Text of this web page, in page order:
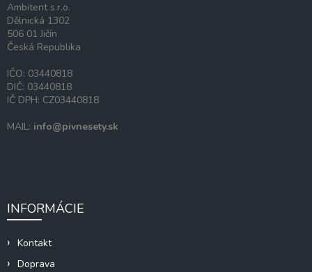
Ambitent s.r.o.
Dělnická 1302
506 01 Jičín
Česká Republika
IČO: 03440818
DIČ: 03440818
IČ DPH: CZ03440818
MAIL: info@pivnesety.sk
INFORMÁCIE
Kontakt
Doprava